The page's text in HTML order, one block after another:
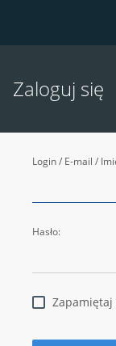
Zaloguj się
Login / E-mail /
Hasło:
Zapamiętaj